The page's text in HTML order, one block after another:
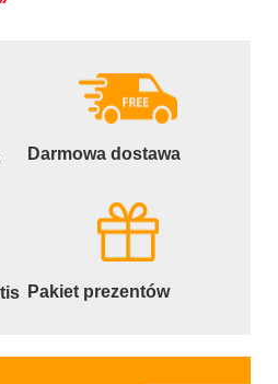
Darmowa dostawa
Pakiet prezentów